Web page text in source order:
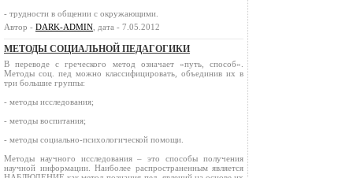
- трудности в общении с окружающими.
Автор - DARK-ADMIN , дата - 7.05.2012
МЕТОДЫ СОЦИАЛЬНОЙ ПЕДАГОГИКИ
В переводе с греческого метод означает «путь, способ».
Методы соц. пед можно классифицировать, объединив их в
три большие группы:
- методы исследования;
- методы воспитания;
- методы социально-психологической помощи.
Методы научного исследования – это способы получения
научной информации. Наиболее распространенным является